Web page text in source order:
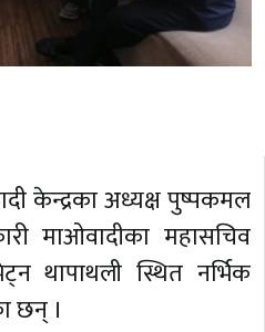
केन्द्रका अध्यक्ष पुष्पकमल
माओवादीका महासचिव
थापाथली स्थित नर्भिक
छन् ।